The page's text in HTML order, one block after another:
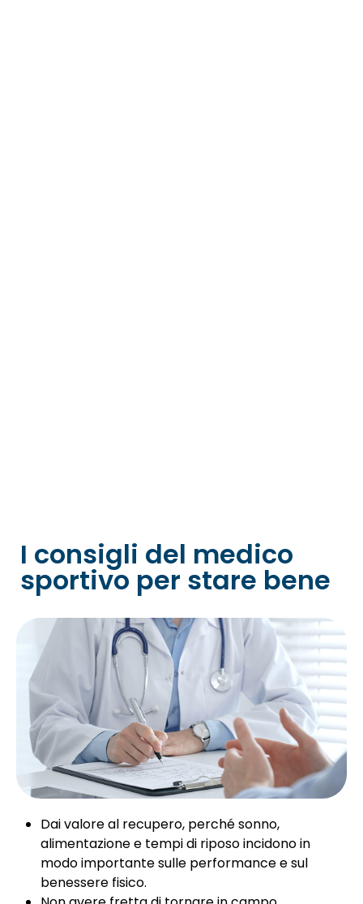
I consigli del medico
sportivo per stare bene
Dai valore al recupero, perché sonno,
alimentazione e tempi di riposo incidono in
modo importante sulle performance e sul
benessere fisico.